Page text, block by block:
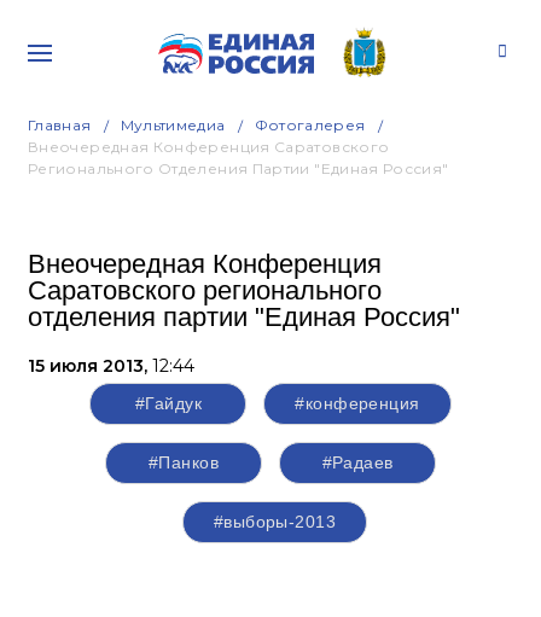
Главная Мультимедиа
Фотогалерея
Внеочередная Конференция Саратовского
Регионального Отделения Партии "Единая Россия"
Внеочередная Конференция
Саратовского регионального
отделения партии "Единая Россия"
15 июля 2013, 12:44
#Гайдук #конференция
#Панков #Радаев
#выборы-2013